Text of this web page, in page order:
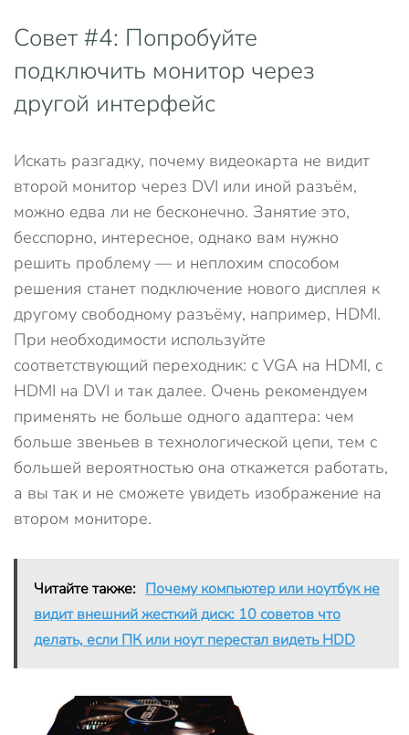
Совет #4: Попробуйте
подключить монитор через
другой интерфейс
Искать разгадку, почему видеокарта не видит
второй монитор через DVI или иной разъём,
можно едва ли не бесконечно. Занятие это,
бесспорно, интересное, однако вам нужно
решить проблему — и неплохим способом
решения станет подключение нового дисплея к
другому свободному разъёму, например, HDMI.
При необходимости используйте
соответствующий переходник: с VGA на HDMI, с
HDMI на DVI и так далее. Очень рекомендуем
применять не больше одного адаптера: чем
больше звеньев в технологической цепи, тем с
большей вероятностью она откажется работать,
а вы так и не сможете увидеть изображение на
втором мониторе.
Читайте также: Почему компьютер или ноутбук не
видит внешний жесткий диск: 10 советов что
делать, если ПК или ноут перестал видеть HDD